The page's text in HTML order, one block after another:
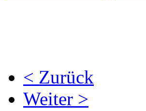
< Zurück
Weiter >